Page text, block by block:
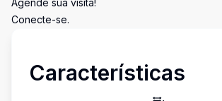
Agende sua visita!
Conecte-se.
Características